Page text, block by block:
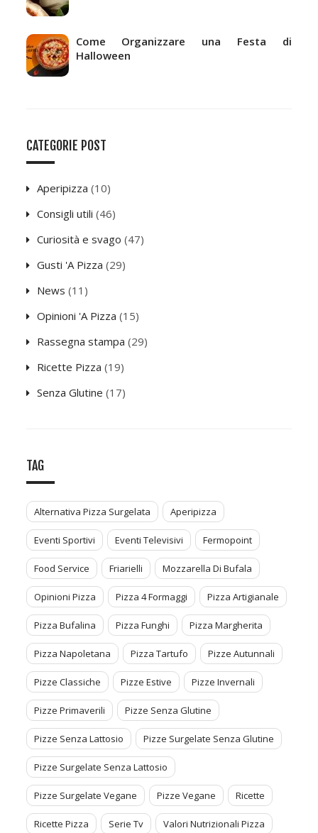
Come Organizzare una Festa di
Halloween
CATEGORIE POST
Aperipizza (10)
Consigli utili (46)
Curiosità e svago (47)
Gusti 'A Pizza (29)
News (11)
Opinioni 'A Pizza (15)
Rassegna stampa (29)
Ricette Pizza (19)
Senza Glutine (17)
TAG
Alternativa Pizza Surgelata Aperipizza
Eventi Sportivi Eventi Televisivi Fermopoint
Food Service Friarielli Mozzarella Di Bufala
Opinioni Pizza Pizza 4 Formaggi Pizza Artigianale
Pizza Bufalina Pizza Funghi Pizza Margherita
Pizza Napoletana Pizza Tartufo Pizze Autunnali
Pizze Classiche Pizze Estive Pizze Invernali
Pizze Primaverili Pizze Senza Glutine
Pizze Senza Lattosio Pizze Surgelate Senza Glutine
Pizze Surgelate Senza Lattosio
Pizze Surgelate Vegane Pizze Vegane Ricette
Ricette Pizza Serie Tv Valori Nutrizionali Pizza